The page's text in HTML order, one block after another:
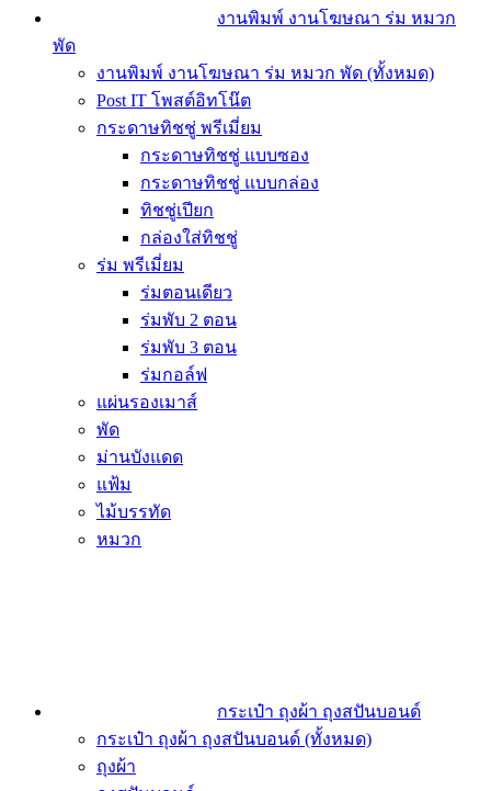
งานพิมพ์ งานโฆษณา ร่ม หมวก
พัด
งานพิมพ์ งานโฆษณา ร่ม หมวก พัด (ทั้งหมด)
Post IT โพสต์อิทโน๊ต
กระดาษทิชชู่ พรีเมี่ยม
กระดาษทิชชู่ แบบซอง
กระดาษทิชชู่ แบบกล่อง
ทิชชู่เปียก
กล่องใส่ทิชชู่
ร่ม พรีเมี่ยม
ร่มตอนเดียว
ร่มพับ 2 ตอน
ร่มพับ 3 ตอน
ร่มกอล์ฟ
แผ่นรองเมาส์
พัด
ม่านบังแดด
แฟ้ม
ไม้บรรทัด
หมวก
กระเป๋า ถุงผ้า ถุงสปันบอนด์
กระเป๋า ถุงผ้า ถุงสปันบอนด์ (ทั้งหมด)
ถุงผ้า